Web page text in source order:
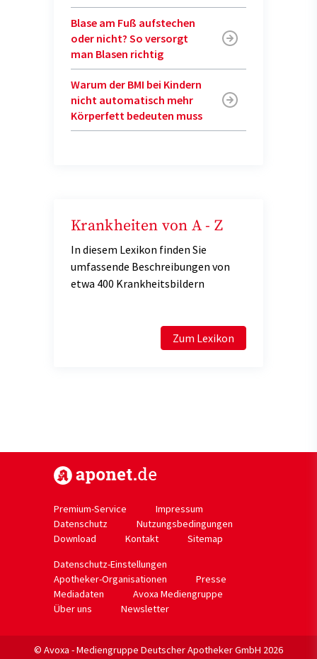
Blase am Fuß aufstechen
oder nicht? So versorgt
man Blasen richtig
Warum der BMI bei Kindern
nicht automatisch mehr
Körperfett bedeuten muss
Krankheiten von A - Z
In diesem Lexikon finden Sie
umfassende Beschreibungen von
etwa 400 Krankheitsbildern
Zum Lexikon
Premium-Service
Impressum
Datenschutz
Nutzungsbedingungen
Download
Kontakt
Sitemap
Datenschutz-Einstellungen
Apotheker-Organisationen
Presse
Mediadaten
Avoxa Mediengruppe
Über uns
Newsletter
© Avoxa - Mediengruppe Deutscher Apotheker GmbH 2026